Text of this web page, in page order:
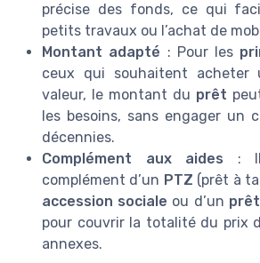
précise des fonds, ce qui
petits travaux ou l’achat de
Montant adapté : Pour les
ceux qui souhaitent acheter
valeur, le montant du prêt
les besoins, sans engager un
décennies.
Complément aux aides : Il
complément d’un PTZ (prêt à
accession sociale ou d’un
pour couvrir la totalité du prix
annexes.